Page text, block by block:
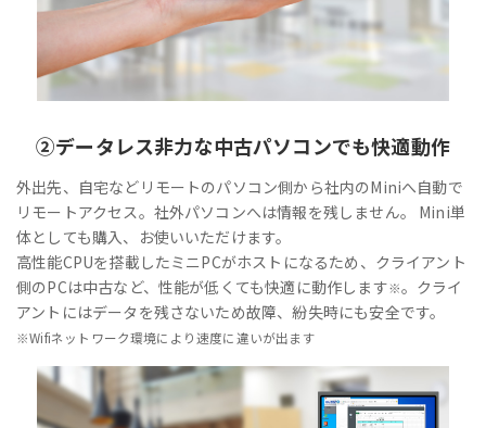
②データレス非力な中古パソコンでも快適動作
外出先、自宅などリモートのパソコン側から社内のMiniへ自動で
リモートアクセス。社外パソコンへは情報を残しません。 Mini単
体としても購入、お使いいただけます。
高性能CPUを搭載したミニPCがホストになるため、クライアント
側のPCは中古など、性能が低くても快適に動作します※。クライ
アントにはデータを残さないため故障、紛失時にも安全です。
※Wifiネットワーク環境により速度に違いが出ます